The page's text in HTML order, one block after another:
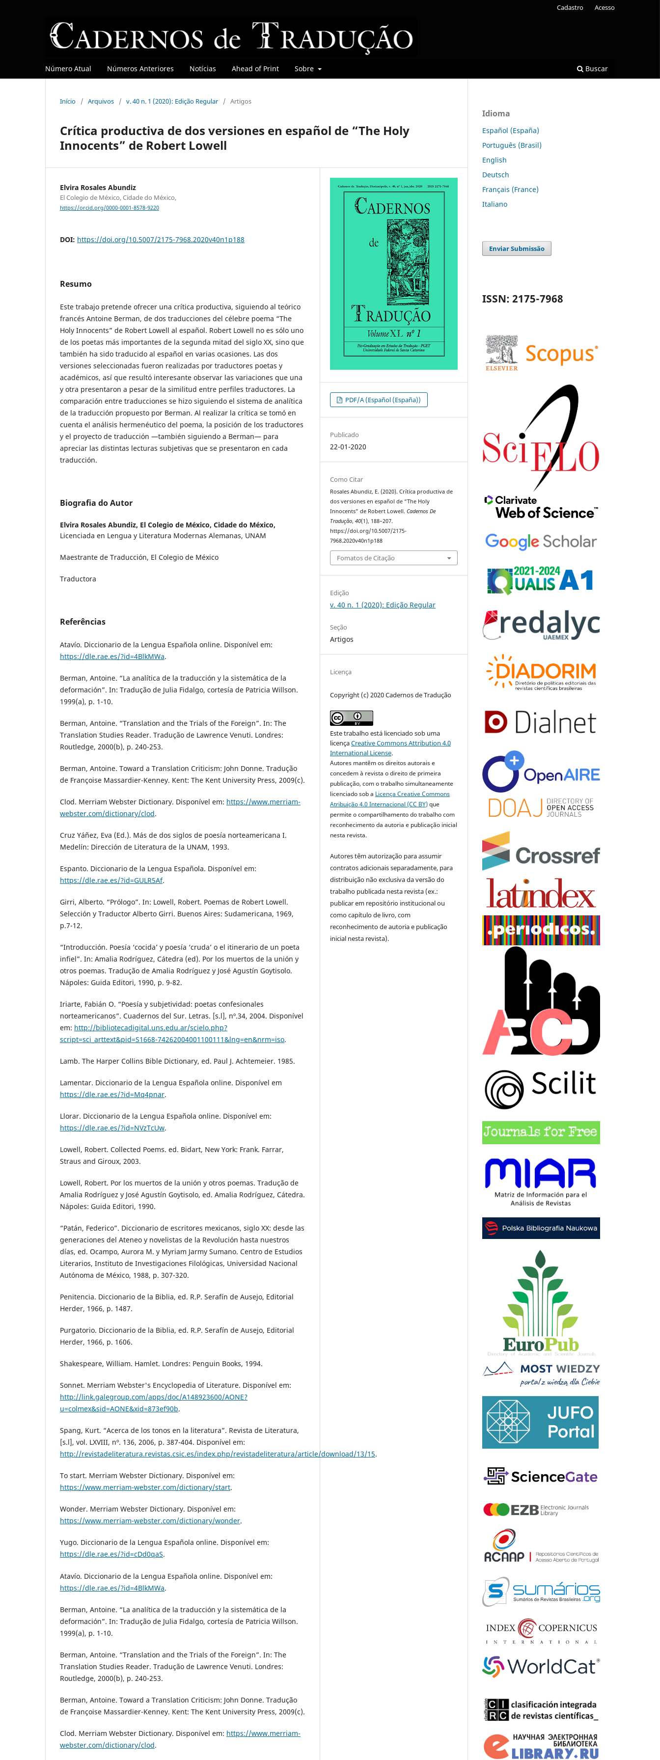
Número Atual Números Anteriores Notícias Ahead of Print Sobre Buscar
Cadastro Acesso
Início / Arquivos / v. 40 n. 1 (2020): Edição Regular / Artigos
Crítica productiva de dos versiones en español de “The Holy
Innocents” de Robert Lowell
Elvira Rosales Abundiz
El Colegio de México, Cidade do México,
https://orcid.org/0000-0001-8578-9220
DOI: https://doi.org/10.5007/2175-7968.2020v40n1p188
Resumo
Este trabajo pretende ofrecer una crítica productiva, siguiendo al teórico
francés Antoine Berman, de dos traducciones del célebre poema “The
Holy Innocents” de Robert Lowell al español. Robert Lowell no es sólo uno
de los poetas más importantes de la segunda mitad del siglo XX, sino que
también ha sido traducido al español en varias ocasiones. Las dos
versiones seleccionadas fueron realizadas por traductores poetas y
académicos, así que resultó interesante observar las variaciones que una
y otra presentaron a pesar de la similitud entre perfiles traductores. La
comparación entre traducciones se hizo siguiendo el sistema de analítica
de la traducción propuesto por Berman. Al realizar la crítica se tomó en
cuenta el análisis hermenéutico del poema, la posición de los traductores
y el proyecto de traducción —también siguiendo a Berman— para
apreciar las distintas lecturas subjetivas que se presentaron en cada
traducción.
Biografia do Autor
Elvira Rosales Abundiz, El Colegio de México, Cidade do México,
Licenciada en Lengua y Literatura Modernas Alemanas, UNAM
Maestrante de Traducción, El Colegio de México
Traductora
Referências
Atavío. Diccionario de la Lengua Española online. Disponível em:
https://dle.rae.es/?id=4BlkMWa.
Berman, Antoine. “La analítica de la traducción y la sistemática de la
deformación”. In: Tradução de Julia Fidalgo, cortesía de Patricia Willson.
1999(a), p. 1-10.
Berman, Antoine. “Translation and the Trials of the Foreign”. In: The
Translation Studies Reader. Tradução de Lawrence Venuti. Londres:
Routledge, 2000(b), p. 240-253.
Berman, Antoine. Toward a Translation Criticism: John Donne. Tradução
de Françoise Massardier-Kenney. Kent: The Kent University Press, 2009(c).
Clod. Merriam Webster Dictionary. Disponível em: https://www.merriam-
webster.com/dictionary/clod.
Cruz Yáñez, Eva (Ed.). Más de dos siglos de poesía norteamericana I.
Medelín: Dirección de Literatura de la UNAM, 1993.
Espanto. Diccionario de la Lengua Española. Disponível em:
https://dle.rae.es/?id=GULR5Af.
Girri, Alberto. “Prólogo”. In: Lowell, Robert. Poemas de Robert Lowell.
Selección y Traductor Alberto Girri. Buenos Aires: Sudamericana, 1969,
p.7-12.
“Introducción. Poesía ‘cocida’ y poesía ‘cruda’ o el itinerario de un poeta
infiel”. In: Amalia Rodríguez, Cátedra (ed). Por los muertos de la unión y
otros poemas. Tradução de Amalia Rodríguez y José Agustín Goytisolo.
Nápoles: Guida Editori, 1990, p. 9-82.
Iriarte, Fabián O. “Poesía y subjetividad: poetas confesionales
norteamericanos”. Cuadernos del Sur. Letras. [s.l], nº.34, 2004. Disponível
em: http://bibliotecadigital.uns.edu.ar/scielo.php?
script=sci_arttext&pid=S1668-74262004001100111&lng=en&nrm=iso.
Lamb. The Harper Collins Bible Dictionary, ed. Paul J. Achtemeier. 1985.
Lamentar. Diccionario de la Lengua Española online. Disponível em
https://dle.rae.es/?id=Mq4pnar.
Llorar. Diccionario de la Lengua Española online. Disponível em:
https://dle.rae.es/?id=NVzTcUw.
Lowell, Robert. Collected Poems. ed. Bidart, New York: Frank. Farrar,
Straus and Giroux, 2003.
Lowell, Robert. Por los muertos de la unión y otros poemas. Tradução de
Amalia Rodríguez y José Agustín Goytisolo, ed. Amalia Rodríguez, Cátedra.
Nápoles: Guida Editori, 1990.
“Patán, Federico”. Diccionario de escritores mexicanos, siglo XX: desde las
generaciones del Ateneo y novelistas de la Revolución hasta nuestros
días, ed. Ocampo, Aurora M. y Myriam Jarmy Sumano. Centro de Estudios
Literarios, Instituto de Investigaciones Filológicas, Universidad Nacional
Autónoma de México, 1988, p. 307-320.
Penitencia. Diccionario de la Biblia, ed. R.P. Serafín de Ausejo, Editorial
Herder, 1966, p. 1487.
Purgatorio. Diccionario de la Biblia, ed. R.P. Serafín de Ausejo, Editorial
Herder, 1966, p. 1606.
Shakespeare, William. Hamlet. Londres: Penguin Books, 1994.
Sonnet. Merriam Webster's Encyclopedia of Literature. Disponível em:
http://link.galegroup.com/apps/doc/A148923600/AONE?
u=colmex&sid=AONE&xid=873ef90b.
Spang, Kurt. “Acerca de los tonos en la literatura”. Revista de Literatura,
[s.l], vol. LXVIII, nº. 136, 2006, p. 387-404. Disponível em:
http://revistadeliteratura.revistas.csic.es/index.php/revistadeliteratura/article/download/13/15.
To start. Merriam Webster Dictionary. Disponível em:
https://www.merriam-webster.com/dictionary/start.
Wonder. Merriam Webster Dictionary. Disponível em:
https://www.merriam-webster.com/dictionary/wonder.
Yugo. Diccionario de la Lengua Española online. Disponível em:
https://dle.rae.es/?id=cDd0qaS.
Atavío. Diccionario de la Lengua Española online. Disponível em:
https://dle.rae.es/?id=4BlkMWa.
Berman, Antoine. “La analítica de la traducción y la sistemática de la
deformación”. In: Tradução de Julia Fidalgo, cortesía de Patricia Willson.
1999(a), p. 1-10.
Berman, Antoine. “Translation and the Trials of the Foreign”. In: The
Translation Studies Reader. Tradução de Lawrence Venuti. Londres:
Routledge, 2000(b), p. 240-253.
Berman, Antoine. Toward a Translation Criticism: John Donne. Tradução
de Françoise Massardier-Kenney. Kent: The Kent University Press, 2009(c).
Clod. Merriam Webster Dictionary. Disponível em: https://www.merriam-
webster.com/dictionary/clod.
PDF/A (Español (España))
Publicado
22-01-2020
Como Citar
Rosales Abundiz, E. (2020). Crítica productiva de
dos versiones en español de “The Holy
Innocents” de Robert Lowell.Cadernos De
Tradução,40(1), 188–207.
https://doi.org/10.5007/2175-
7968.2020v40n1p188
Fomatos de Citação
Edição
v. 40 n. 1 (2020): Edição Regular
Seção
Artigos
Licença
Copyright (c) 2020 Cadernos de Tradução
Este trabalho está licenciado sob uma
licençaCreative Commons Attribution 4.0
International License.
Autores mantêm os direitos autorais e
concedem à revista o direito de primeira
publicação, com o trabalho simultaneamente
licenciado sob a Licença Creative Commons
Atribuição 4.0 Internacional (CC BY)que
permite o compartilhamento do trabalho com
reconhecimento da autoria e publicação inicial
nesta revista.
Autores têm autorização para assumir
contratos adicionais separadamente, para
distribuição não exclusiva da versão do
trabalho publicada nesta revista (ex.:
publicar em repositório institucional ou
como capítulo de livro, com
reconhecimento de autoria e publicação
inicial nesta revista).
Idioma
Español (España)
Português (Brasil)
English
Deutsch
Français (France)
Italiano
Enviar Submissão
ISSN: 2175-7968